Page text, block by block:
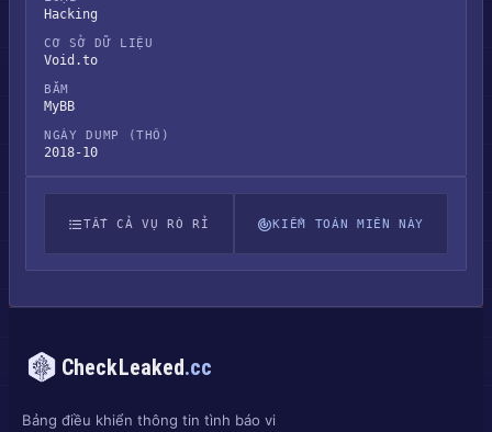
Hacking
CƠ SỞ DỮ LIỆU
Void.to
BĂM
MyBB
NGÀY DUMP (THÔ)
2018-10
TẤT CẢ VỤ RÒ RỈ KIỂM TOÁN MIỀN NÀY
CheckLeaked.cc
Bảng điều khiển thông tin tình báo vi